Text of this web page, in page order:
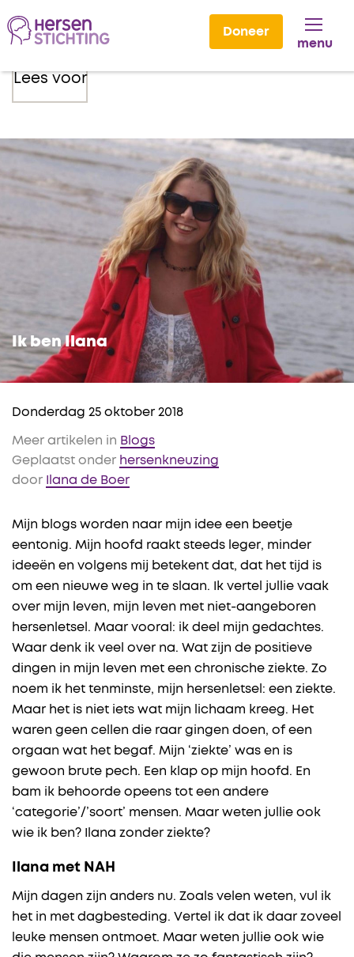
Doneer
menu
Lees voor
Ik ben Ilana
Donderdag 25 oktober 2018
Meer artikelen in Blogs
Geplaatst onder hersenkneuzing
door
Ilana de Boer
Mijn blogs worden naar mijn idee een beetje
eentonig. Mijn hoofd raakt steeds leger, minder
ideeën en volgens mij betekent dat, dat het tijd is
om een nieuwe weg in te slaan. Ik vertel jullie vaak
over mijn leven, mijn leven met niet-aangeboren
hersenletsel. Maar vooral: ik deel mijn gedachtes.
Waar denk ik veel over na. Wat zijn de positieve
dingen in mijn leven met een chronische ziekte. Zo
noem ik het tenminste, mijn hersenletsel: een ziekte.
Maar het is niet iets wat mijn lichaam kreeg. Het
waren geen cellen die raar gingen doen, of een
orgaan wat het begaf. Mijn ‘ziekte’ was en is
gewoon brute pech. Een klap op mijn hoofd. En
bam ik behoorde opeens tot een andere
‘categorie’/’soort’ mensen. Maar weten jullie ook
wie ik ben? Ilana zonder ziekte?
Ilana met NAH
Mijn dagen zijn anders nu. Zoals velen weten, vul ik
het in met dagbesteding. Vertel ik dat ik daar zoveel
leuke mensen ontmoet. Maar weten jullie ook wie